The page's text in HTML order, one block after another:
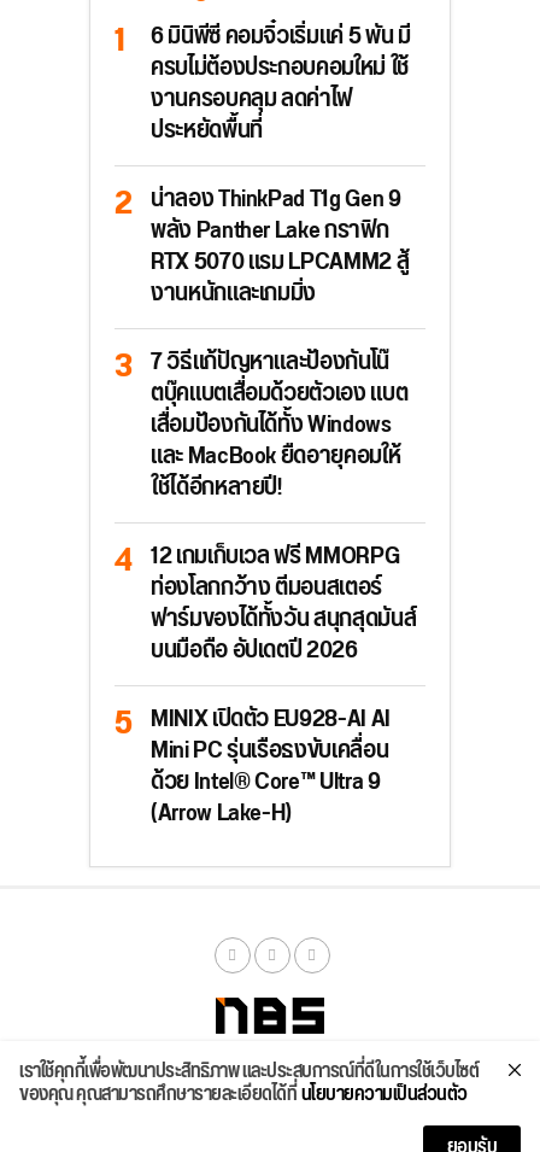
6 มินิพีซี คอมจิ๋วเริ่มแค่ 5 พัน มี
ครบไม่ต้องประกอบคอมใหม่ ใช้
งานครอบคลุม ลดค่าไฟ
ประหยัดพื้นที่
น่าลอง ThinkPad T1g Gen 9
พลัง Panther Lake กราฟิก
RTX 5070 แรม LPCAMM2 สู้
งานหนักและเกมมิ่ง
7 วิธีแก้ปัญหาและป้องกันโน๊
ตบุ๊คแบตเสื่อมด้วยตัวเอง แบต
เสื่อมป้องกันได้ทั้ง Windows
และ MacBook ยืดอายุคอมให้
ใช้ได้อีกหลายปี!
12 เกมเก็บเวล ฟรี MMORPG
ท่องโลกกว้าง ตีมอนสเตอร์
ฟาร์มของได้ทั้งวัน สนุกสุดมันส์
บนมือถือ อัปเดตปี 2026
MINIX เปิดตัว EU928-AI AI
Mini PC รุ่นเรือธงขับเคลื่อน
ด้วย Intel® Core™ Ultra 9
(Arrow Lake-H)
จัดสเปค ค้นหา บทความ รีวิวล่าสุด บทความยอดนิยม ติดต่อเรา
เราใช้คุกกี้เพื่อพัฒนาประสิทธิภาพ และประสบการณ์ที่ดีในการใช้เว็บไซต์
ของคุณ คุณสามารถศึกษารายละเอียดได้ที่นโยบายความเป็นส่วนตัว